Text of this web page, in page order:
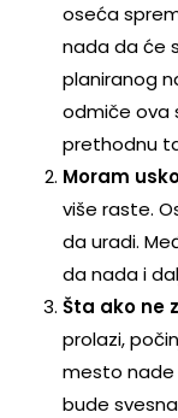
oseća
nada da će
planiranog
odmiče ova
prethodnu
Moram
više raste.
da uradi.
da nada i
Šta ako ne
prolazi,
mesto nade
bude